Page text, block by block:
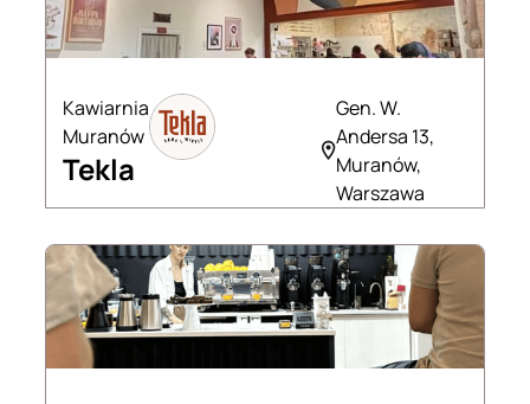
Kawiarnia
Muranów
Tekla
Gen. W.
Andersa 13,
Muranów,
Warszawa